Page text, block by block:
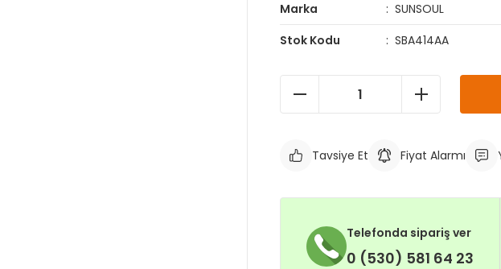
Marka
SUNSOUL
Stok Kodu
SBA414AA
Tavsiye Et Fiyat Alarmı
Telefonda sipariş ver
0 (530) 581 64 23